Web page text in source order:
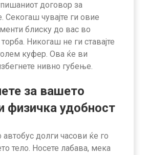
договор за
Секогаш чувајте ги овие
блиску до вас во
Никогаш не ги ставајте
куфер. Ова ќе ви
нивно губење.
за вашето
физичка удобност
долги часови ќе го
тело. Носете лабава, мека